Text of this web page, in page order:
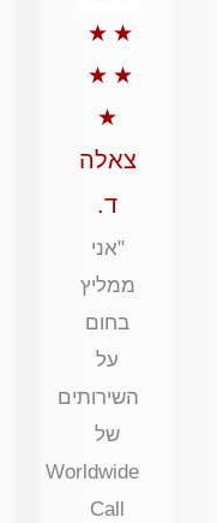
★
★
★
★
★
דירוג
5
מתוך
5
צאלה
ד.
"אני
ממליץ
בחום
על
השירותים
של
Worldwide
Call